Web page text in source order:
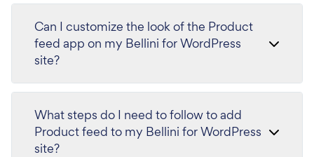
Can I customize the look of the Product
feed app on my Bellini for WordPress
site?
What steps do I need to follow to add
Product feed to my Bellini for WordPress
site?